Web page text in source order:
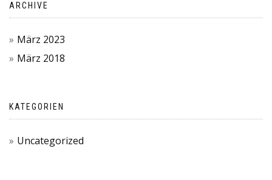
ARCHIVE
März 2023
März 2018
KATEGORIEN
Uncategorized